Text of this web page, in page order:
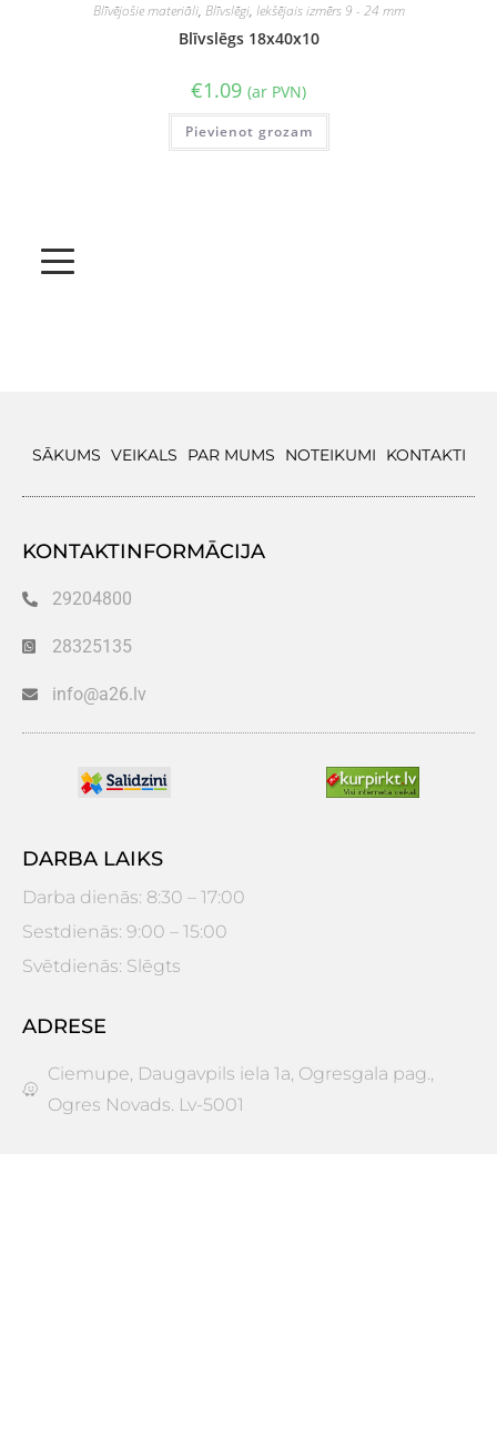
Blīvējošie materiāli, Blīvslēgi, Iekšējais izmērs 9 - 24 mm
Blīvslēgs 18x40x10
€1.09 (ar PVN)
Pievienot grozam
SĀKUMS VEIKALS PAR MUMS NOTEIKUMI KONTAKTI
KONTAKTINFORMĀCIJA
29204800
28325135
info@a26.lv
DARBA LAIKS
Darba dienās: 8:30 – 17:00
Sestdienās: 9:00 – 15:00
Svētdienās: Slēgts
ADRESE
Ciemupe, Daugavpils iela 1a, Ogresgala pag.,
Ogres Novads. Lv-5001